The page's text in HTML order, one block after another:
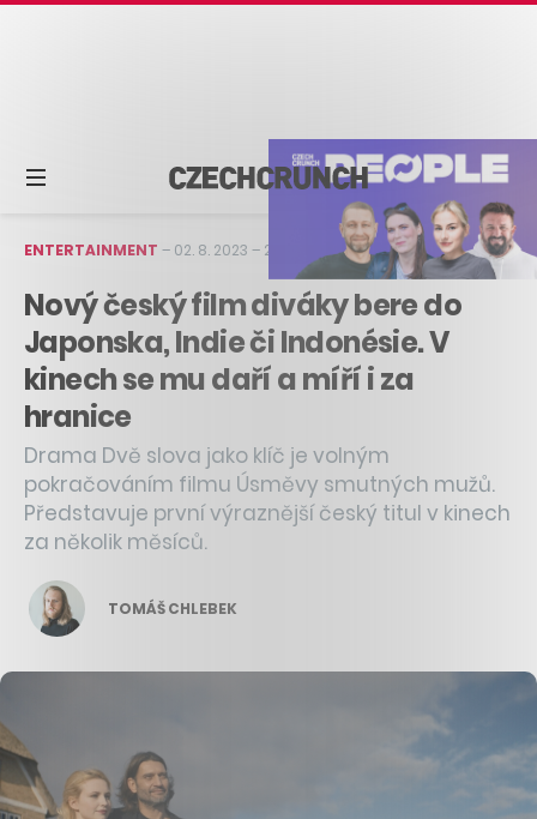
ENTERTAINMENT – 02. 8. 2023 – 2 min čtení
Nový český film diváky bere do
Japonska, Indie či Indonésie. V
kinech se mu daří a míří i za
hranice
Drama Dvě slova jako klíč je volným
pokračováním filmu Úsměvy smutných mužů.
Představuje první výraznější český titul v kinech
za několik měsíců.
TOMÁŠ CHLEBEK